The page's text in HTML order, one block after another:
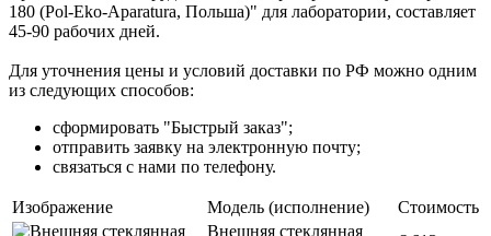
180 (Pol-Eko-Aparatura, Польша)" для лаборатории, составляет
45-90 рабочих дней.
Для уточнения цены и условий доставки по РФ можно одним
из следующих способов:
сформировать "Быстрый заказ";
отправить заявку на электронную почту;
связаться с нами по телефону.
Изображение Модель (исполнение)
Стоимость
Внешняя стеклянная